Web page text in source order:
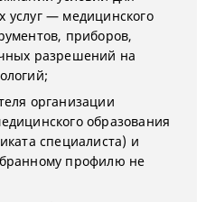
услуг — медицинского
приборов,
разрешений на
организации
образования
специалиста) и
профилю не